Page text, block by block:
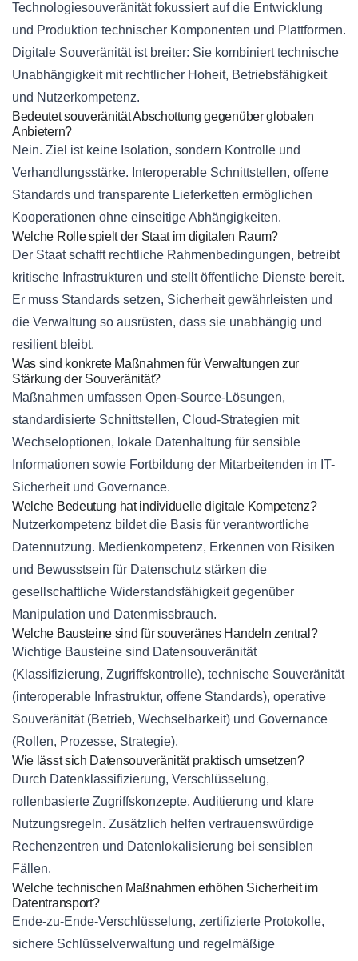
Technologiesouveränität fokussiert auf die Entwicklung
und Produktion technischer Komponenten und Plattformen.
Digitale Souveränität ist breiter: Sie kombiniert technische
Unabhängigkeit mit rechtlicher Hoheit, Betriebsfähigkeit
und Nutzerkompetenz.
Bedeutet souveränität Abschottung gegenüber globalen
Anbietern?
Nein. Ziel ist keine Isolation, sondern Kontrolle und
Verhandlungsstärke. Interoperable Schnittstellen, offene
Standards und transparente Lieferketten ermöglichen
Kooperationen ohne einseitige Abhängigkeiten.
Welche Rolle spielt der Staat im digitalen Raum?
Der Staat schafft rechtliche Rahmenbedingungen, betreibt
kritische Infrastrukturen und stellt öffentliche Dienste bereit.
Er muss Standards setzen, Sicherheit gewährleisten und
die Verwaltung so ausrüsten, dass sie unabhängig und
resilient bleibt.
Was sind konkrete Maßnahmen für Verwaltungen zur
Stärkung der Souveränität?
Maßnahmen umfassen Open-Source-Lösungen,
standardisierte Schnittstellen, Cloud-Strategien mit
Wechseloptionen, lokale Datenhaltung für sensible
Informationen sowie Fortbildung der Mitarbeitenden in IT-
Sicherheit und Governance.
Welche Bedeutung hat individuelle digitale Kompetenz?
Nutzerkompetenz bildet die Basis für verantwortliche
Datennutzung. Medienkompetenz, Erkennen von Risiken
und Bewusstsein für Datenschutz stärken die
gesellschaftliche Widerstandsfähigkeit gegenüber
Manipulation und Datenmissbrauch.
Welche Bausteine sind für souveränes Handeln zentral?
Wichtige Bausteine sind Datensouveränität
(Klassifizierung, Zugriffskontrolle), technische Souveränität
(interoperable Infrastruktur, offene Standards), operative
Souveränität (Betrieb, Wechselbarkeit) und Governance
(Rollen, Prozesse, Strategie).
Wie lässt sich Datensouveränität praktisch umsetzen?
Durch Datenklassifizierung, Verschlüsselung,
rollenbasierte Zugriffskonzepte, Auditierung und klare
Nutzungsregeln. Zusätzlich helfen vertrauenswürdige
Rechenzentren und Datenlokalisierung bei sensiblen
Fällen.
Welche technischen Maßnahmen erhöhen Sicherheit im
Datentransport?
Ende-zu-Ende-Verschlüsselung, zertifizierte Protokolle,
sichere Schlüsselverwaltung und regelmäßige